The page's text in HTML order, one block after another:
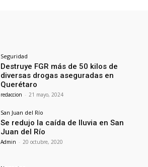
Seguridad
Destruye FGR más de 50 kilos de
diversas drogas aseguradas en
Querétaro
redaccion - 21 mayo, 2024
San Juan del Río
Se redujo la caída de lluvia en San
Juan del Río
Admin - 20 octubre, 2020